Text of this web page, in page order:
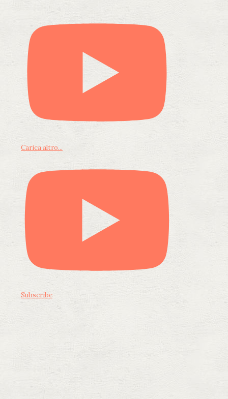
Carica altro...
Subscribe